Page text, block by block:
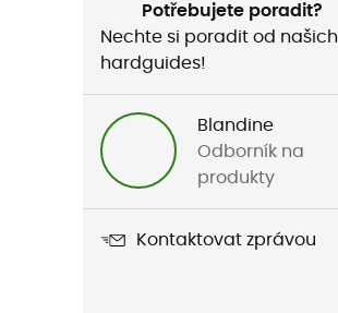
Název produktu
Zugspitze 24
Zvedací smyčka
Potřebujete poradit?
Nechte si poradit od našich
hardguides!
Blandine
Odborník na
produkty
Kontaktovat zprávou